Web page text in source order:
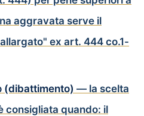
aggravata serve il
ex art. 444 co.1-
(dibattimento) — la scelta
consigliata quando: il